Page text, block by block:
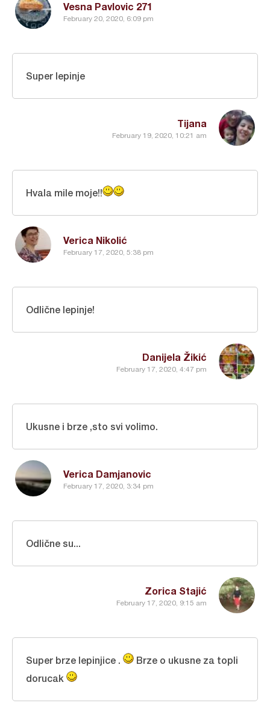
Vesna Pavlovic 271
February 20, 2020, 6:09 pm
Tijana
February 19, 2020, 10:21 am
Super lepinje
Verica Nikolić
February 17, 2020, 5:38 pm
Hvala mile moje!!
Danijela Žikić
February 17, 2020, 4:47 pm
Odlične lepinje!
Verica Damjanovic
February 17, 2020, 3:34 pm
Ukusne i brze ,sto svi volimo.
Zorica Stajić
February 17, 2020, 9:15 am
Odlične su...
Super brze lepinjice .
Brze o ukusne za topli
dorucak